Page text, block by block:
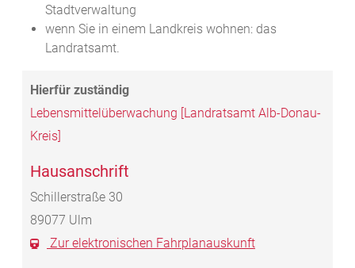
Stadtverwaltung
wenn Sie in einem Landkreis wohnen: das
Landratsamt.
Lebensmittelüberwachung [Landratsamt Alb-Donau-
Kreis]
Hausanschrift
Schillerstraße 30
89077 Ulm
Zur elektronischen Fahrplanauskunft